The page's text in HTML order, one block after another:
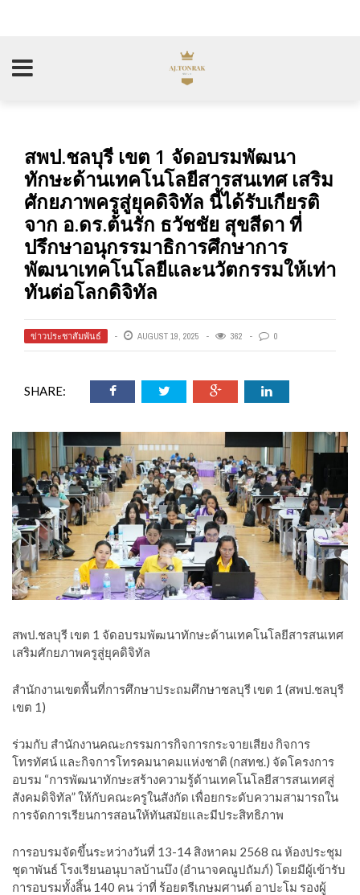
สพป.ชลบุรี เขต 1 จัดอบรมพัฒนา
ทักษะด้านเทคโนโลยีสารสนเทศ เสริม
ศักยภาพครูสู่ยุคดิจิทัล นี้ได้รับเกียรติ
จาก อ.ดร.ต้นรัก ธวัชชัย สุขสีดา ที่
ปรึกษาอนุกรรมาธิการศึกษาการ
พัฒนาเทคโนโลยีและนวัตกรรมให้เท่า
ทันต่อโลกดิจิทัล
ข่าวประชาสัมพันธ์ AUGUST 19, 2025 362 0
SHARE:
สพป.ชลบุรี เขต 1 จัดอบรมพัฒนาทักษะด้านเทคโนโลยีสารสนเทศ
เสริมศักยภาพครูสู่ยุคดิจิทัล
สำนักงานเขตพื้นที่การศึกษาประถมศึกษาชลบุรี เขต 1 (สพป.ชลบุรี
เขต 1)
ร่วมกับ สำนักงานคณะกรรมการกิจการกระจายเสียง กิจการ
โทรทัศน์ และกิจการโทรคมนาคมแห่งชาติ (กสทช.) จัดโครงการ
อบรม “การพัฒนาทักษะสร้างความรู้ด้านเทคโนโลยีสารสนเทศสู่
สังคมดิจิทัล” ให้กับคณะครูในสังกัด เพื่อยกระดับความสามารถใน
การจัดการเรียนการสอนให้ทันสมัยและมีประสิทธิภาพ
การอบรมจัดขึ้นระหว่างวันที่ 13-14 สิงหาคม 2568 ณ ห้องประชุม
ชุดาพันธ์ โรงเรียนอนุบาลบ้านบึง (อำนาจคณูปถัมภ์) โดยมีผู้เข้ารับ
การอบรมทั้งสิ้น 140 คน ว่าที่ ร้อยตรีเกษมศานต์ อาปะโม รองผู้